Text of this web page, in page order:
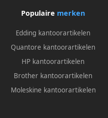
Populaire merken
Edding kantoorartikelen
Quantore kantoorartikelen
HP kantoorartikelen
Brother kantoorartikelen
Moleskine kantoorartikelen